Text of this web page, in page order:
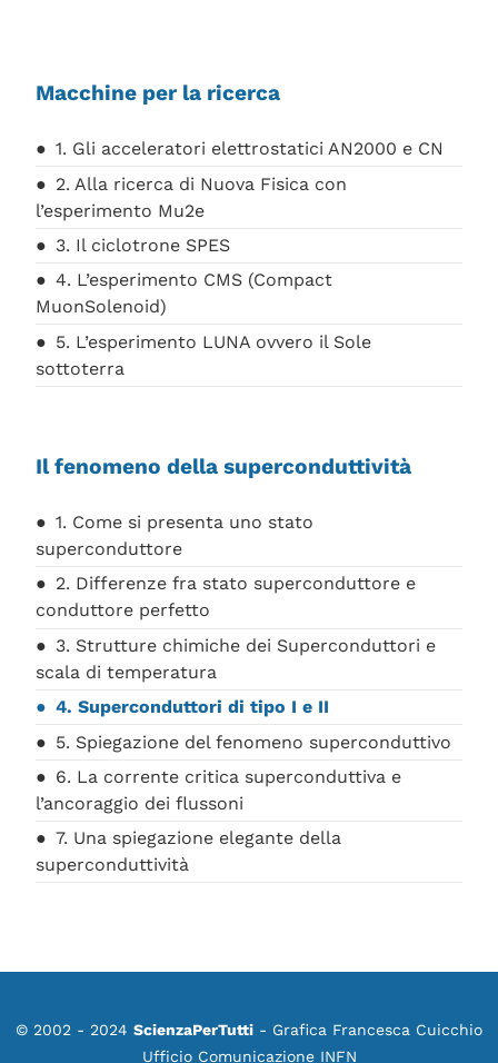
Macchine per la ricerca
1. Gli acceleratori elettrostatici AN2000 e CN
2. Alla ricerca di Nuova Fisica con
l’esperimento Mu2e
3. Il ciclotrone SPES
4. L’esperimento CMS (Compact
MuonSolenoid)
5. L’esperimento LUNA ovvero il Sole
sottoterra
Il fenomeno della superconduttività
1. Come si presenta uno stato
superconduttore
2. Differenze fra stato superconduttore e
conduttore perfetto
3. Strutture chimiche dei Superconduttori e
scala di temperatura
4. Superconduttori di tipo I e II
5. Spiegazione del fenomeno superconduttivo
6. La corrente critica superconduttiva e
l’ancoraggio dei flussoni
7. Una spiegazione elegante della
superconduttività
© 2002 - 2024 ScienzaPerTutti - Grafica Francesca Cuicchio
Ufficio Comunicazione INFN